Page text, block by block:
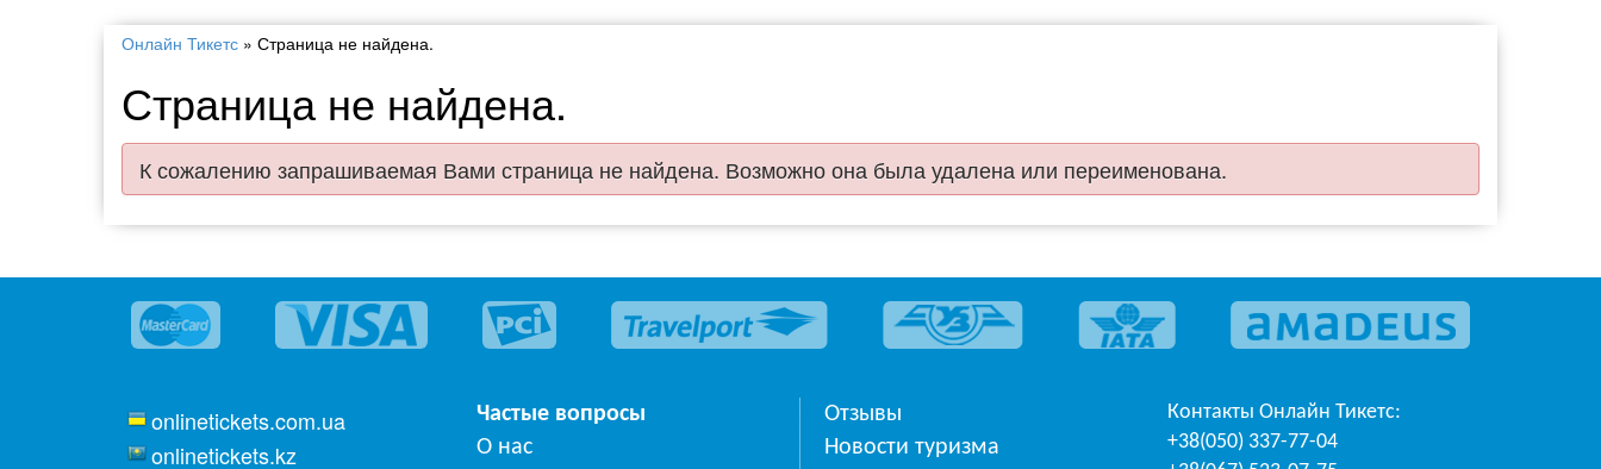
Онлайн Тикетс » Страница не найдена.
Страница не найдена.
К сожалению запрашиваемая Вами страница не найдена. Возможно она была удалена или переименована.
onlinetickets.com.ua
onlinetickets.kz
Частые вопросы
О нас
Отзывы
Новости туризма
Контакты Онлайн Тикетс:
+38(050) 337-77-04